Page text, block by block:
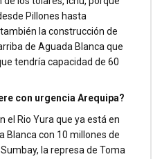
Pillones hasta
la construcción de
de Aguada Blanca que
tendría capacidad de 60
con urgencia Arequipa?
el Rio Yura que ya está en
Blanca con 10 millones de
la represa de Toma